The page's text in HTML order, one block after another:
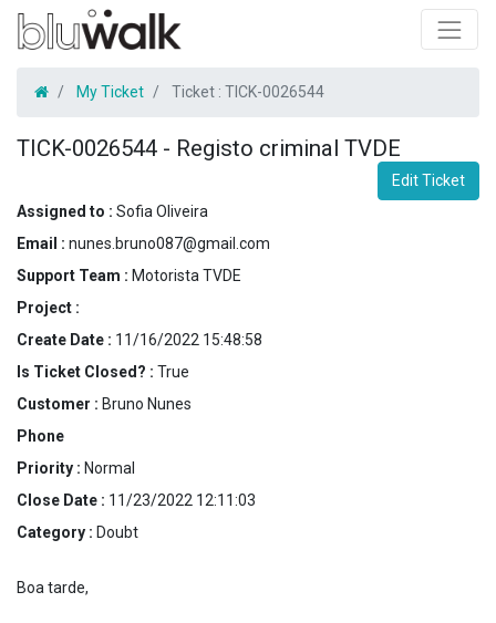
My Ticket Ticket : TICK-0026544
TICK-0026544 - Registo criminal TVDE
Edit Ticket
Assigned to : Sofia Oliveira
Email : nunes.bruno087@gmail.com
Support Team : Motorista TVDE
Project :
Create Date : 11/16/2022 15:48:58
Is Ticket Closed? : True
Customer : Bruno Nunes
Phone
Priority : Normal
Close Date : 11/23/2022 12:11:03
Category : Doubt
Boa tarde,